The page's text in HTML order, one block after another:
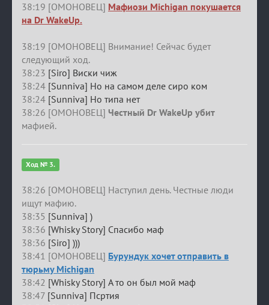
38:19 [ОМОНОВЕЦ] Мафиози Michigan покушается
на Dr WakeUp.
38:19 [ОМОНОВЕЦ] Внимание! Сейчас будет
следующий ход.
38:23 [Siro] Виски чиж
38:24 [Sunniva] Но на самом деле сиро ком
38:24 [Sunniva] Но типа нет
38:26 [ОМОНОВЕЦ] Честный Dr WakeUp убит
мафией.
Ход № 3.
38:26 [ОМОНОВЕЦ] Наступил день. Честные люди
ищут мафию.
38:35 [Sunniva] )
38:36 [Whisky Story] Спасибо маф
38:36 [Siro] )))
38:41 [ОМОНОВЕЦ] Бурундук хочет отправить в
тюрьму Michigan
38:42 [Whisky Story] А то он был мой маф
38:47 [Sunniva] Псртия